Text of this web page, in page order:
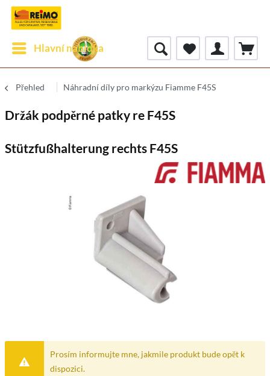
Hlavní nabídka
Přehled Náhradní díly pro markýzu Fiamme F45S
Držák podpěrné patky re F45S
Stützfußhalterung rechts F45S
Prosím informujte mne, jakmile produkt bude opět k
dispozici.